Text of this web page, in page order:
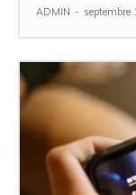
ADMIN - septembre